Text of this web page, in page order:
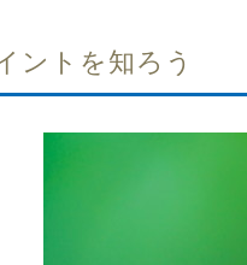
ントを知ろう